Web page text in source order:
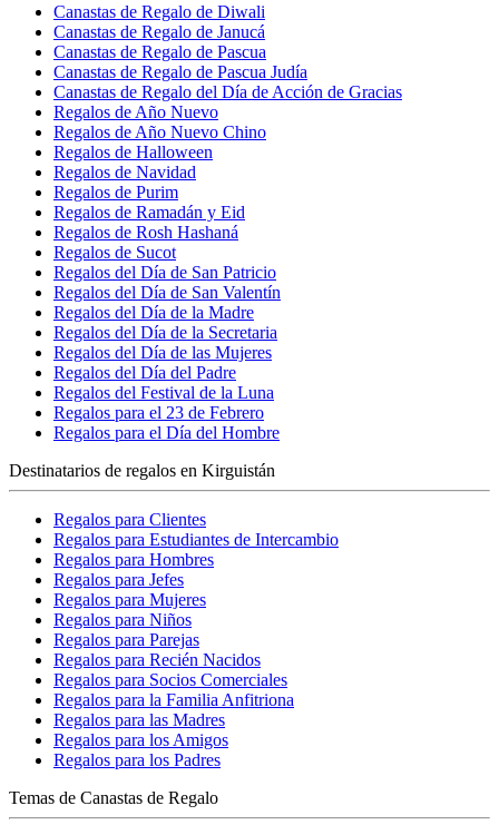
Canastas de Regalo de Diwali
Canastas de Regalo de Janucá
Canastas de Regalo de Pascua
Canastas de Regalo de Pascua Judía
Canastas de Regalo del Día de Acción de Gracias
Regalos de Año Nuevo
Regalos de Año Nuevo Chino
Regalos de Halloween
Regalos de Navidad
Regalos de Purim
Regalos de Ramadán y Eid
Regalos de Rosh Hashaná
Regalos de Sucot
Regalos del Día de San Patricio
Regalos del Día de San Valentín
Regalos del Día de la Madre
Regalos del Día de la Secretaria
Regalos del Día de las Mujeres
Regalos del Día del Padre
Regalos del Festival de la Luna
Regalos para el 23 de Febrero
Regalos para el Día del Hombre
Destinatarios de regalos en Kirguistán
Regalos para Clientes
Regalos para Estudiantes de Intercambio
Regalos para Hombres
Regalos para Jefes
Regalos para Mujeres
Regalos para Niños
Regalos para Parejas
Regalos para Recién Nacidos
Regalos para Socios Comerciales
Regalos para la Familia Anfitriona
Regalos para las Madres
Regalos para los Amigos
Regalos para los Padres
Temas de Canastas de Regalo